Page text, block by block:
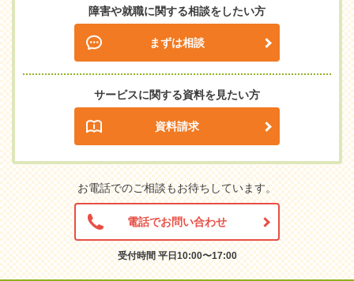
障害や就職に関する相談をしたい方
まずは相談
サービスに関する資料を見たい方
資料請求
お電話でのご相談もお待ちしています。
電話でお問い合わせ
受付時間 平日10:00〜17:00